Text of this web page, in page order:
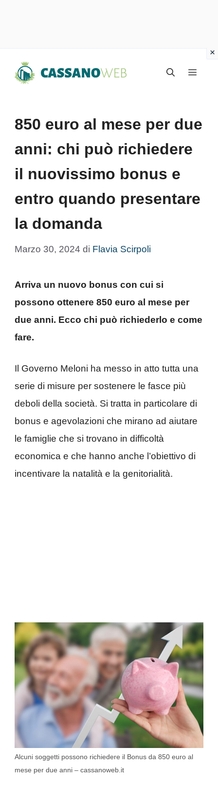
Menu
850 euro al mese per due
anni: chi può richiedere
il nuovissimo bonus e
entro quando presentare
la domanda
Marzo 30, 2024 di Flavia Scirpoli
Arriva un nuovo bonus con cui si
possono ottenere 850 euro al mese per
due anni. Ecco chi può richiederlo e come
fare.
Il Governo Meloni ha messo in atto tutta una
serie di misure per sostenere le fasce più
deboli della società. Si tratta in particolare di
bonus e agevolazioni che mirano ad aiutare
le famiglie che si trovano in difficoltà
economica e che hanno anche l’obiettivo di
incentivare la natalità e la genitorialità.
Alcuni soggetti possono richiedere il Bonus da 850 euro al
mese per due anni – cassanoweb.it